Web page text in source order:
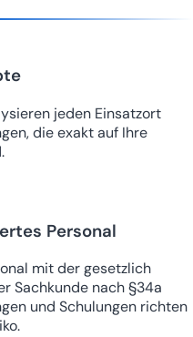
jeden Einsatzort
die exakt auf Ihre
Personal
mit der gesetzlich
Sachkunde nach §34a
und Schulungen richten